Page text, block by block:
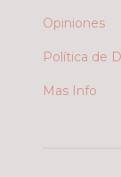
Opiniones
Política de
Mas Info